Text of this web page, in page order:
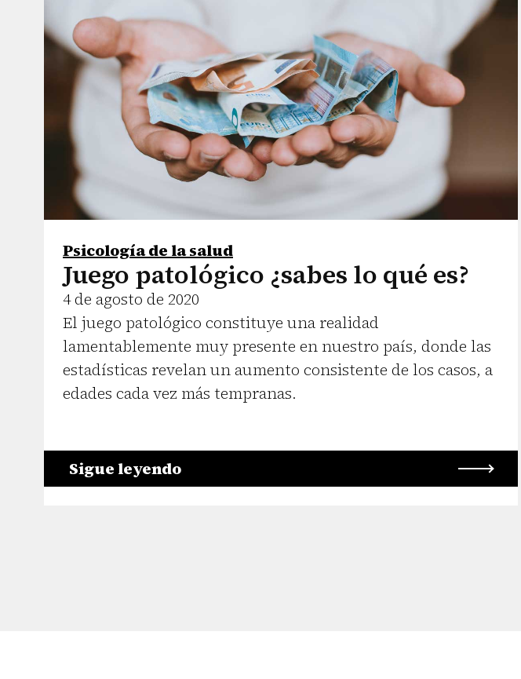
Psicología de la salud
Juego patológico ¿sabes lo qué es?
4 de agosto de 2020
El juego patológico constituye una realidad
lamentablemente muy presente en nuestro país, donde las
estadísticas revelan un aumento consistente de los casos, a
edades cada vez más tempranas.
Sigue leyendo